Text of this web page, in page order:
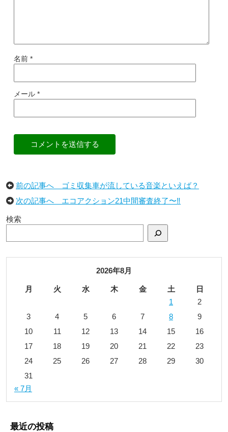
名前 *
メール *
コメントを送信する
前の記事へ ゴミ収集車が流している音楽といえば？
次の記事へ エコアクション21中間審査終了〜‼︎
検索
2026年8月
月 火 水 木 金 土
日
1
2
3
4 5 6 7 8
9
10
11 12 13 14 15
16
17
18 19 20 21 22
23
24
25 26 27 28 29
30
31
« 7月
最近の投稿